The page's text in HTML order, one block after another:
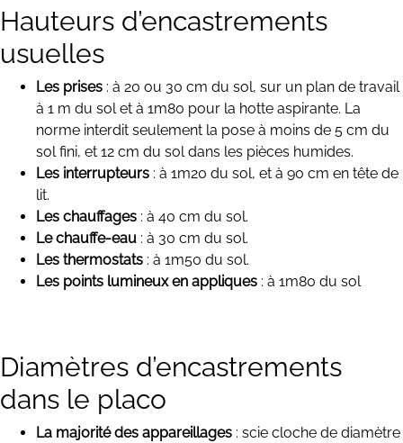
Hauteurs d’encastrements
usuelles
Les prises : à 20 ou 30 cm du sol, sur un plan de travail
à 1 m du sol et à 1m80 pour la hotte aspirante. La
norme interdit seulement la pose à moins de 5 cm du
sol fini, et 12 cm du sol dans les pièces humides.
Les interrupteurs : à 1m20 du sol, et à 90 cm en tête de
lit.
Les chauffages : à 40 cm du sol.
Le chauffe-eau : à 30 cm du sol.
Les thermostats : à 1m50 du sol.
Les points lumineux en appliques : à 1m80 du sol
Diamètres d’encastrements
dans le placo
La majorité des appareillages : scie cloche de diamètre